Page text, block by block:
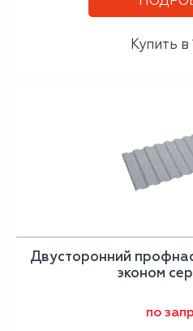
Купить в
Двусторонний
эконом
по